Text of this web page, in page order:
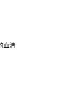
血清